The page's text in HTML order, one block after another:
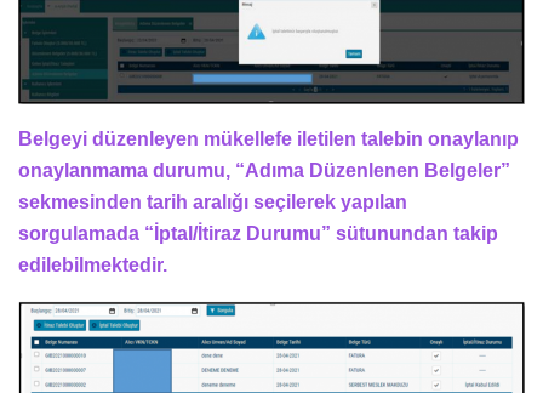
Belgeyi düzenleyen mükellefe iletilen talebin onaylanıp
onaylanmama durumu, “Adıma Düzenlenen Belgeler”
sekmesinden tarih aralığı seçilerek yapılan
sorgulamada “İptal/İtiraz Durumu” sütunundan takip
edilebilmektedir.